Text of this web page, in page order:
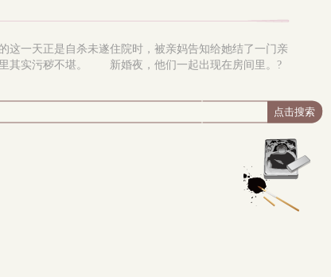
一天正是自杀未遂住院时，被亲妈告知给她结了一门亲
其实污秽不堪。 新婚夜，他们一起出现在房间里。?